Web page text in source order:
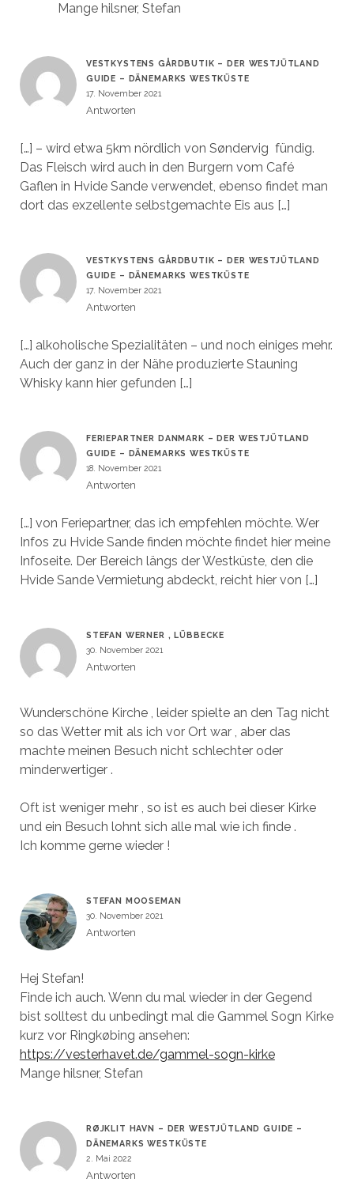
Mange hilsner, Stefan
VESTKYSTENS GÅRDBUTIK – DER WESTJÜTLAND
GUIDE – DÄNEMARKS WESTKÜSTE
17. November 2021
Antworten
[…] – wird etwa 5km nördlich von Søndervig fündig.
Das Fleisch wird auch in den Burgern vom Café
Gaflen in Hvide Sande verwendet, ebenso findet man
dort das exzellente selbstgemachte Eis aus […]
VESTKYSTENS GÅRDBUTIK – DER WESTJÜTLAND
GUIDE – DÄNEMARKS WESTKÜSTE
17. November 2021
Antworten
[…] alkoholische Spezialitäten – und noch einiges mehr.
Auch der ganz in der Nähe produzierte Stauning
Whisky kann hier gefunden […]
FERIEPARTNER DANMARK – DER WESTJÜTLAND
GUIDE – DÄNEMARKS WESTKÜSTE
18. November 2021
Antworten
[…] von Feriepartner, das ich empfehlen möchte. Wer
Infos zu Hvide Sande finden möchte findet hier meine
Infoseite. Der Bereich längs der Westküste, den die
Hvide Sande Vermietung abdeckt, reicht hier von […]
STEFAN WERNER , LÜBBECKE
30. November 2021
Antworten
Wunderschöne Kirche , leider spielte an den Tag nicht
so das Wetter mit als ich vor Ort war , aber das
machte meinen Besuch nicht schlechter oder
minderwertiger .
Oft ist weniger mehr , so ist es auch bei dieser Kirke
und ein Besuch lohnt sich alle mal wie ich finde .
Ich komme gerne wieder !
STEFAN MOOSEMAN
30. November 2021
Antworten
Hej Stefan!
Finde ich auch. Wenn du mal wieder in der Gegend
bist solltest du unbedingt mal die Gammel Sogn Kirke
kurz vor Ringkøbing ansehen:
https://vesterhavet.de/gammel-sogn-kirke
Mange hilsner, Stefan
RØJKLIT HAVN – DER WESTJÜTLAND GUIDE –
DÄNEMARKS WESTKÜSTE
2. Mai 2022
Antworten